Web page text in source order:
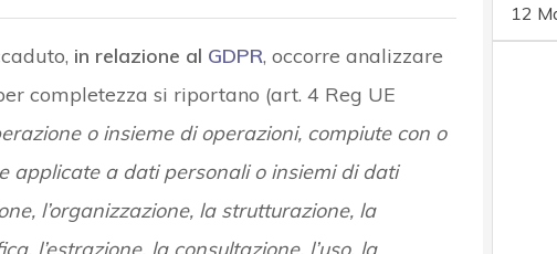
in relazione al GDPR, occorre analizzare
completezza si riportano (art. 4 Reg UE
o insieme di operazioni, compiute con o
applicate a dati personali o insiemi di dati
l’organizzazione, la strutturazione, la
l’estrazione, la consultazione, l’uso, la
12